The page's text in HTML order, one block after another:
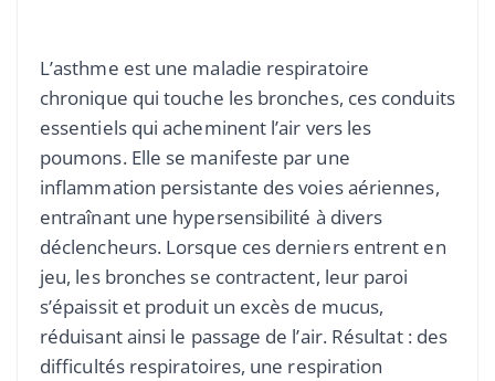
L’asthme est une maladie respiratoire
chronique qui touche les bronches, ces conduits
essentiels qui acheminent l’air vers les
poumons. Elle se manifeste par une
inflammation persistante des voies aériennes,
entraînant une hypersensibilité à divers
déclencheurs. Lorsque ces derniers entrent en
jeu, les bronches se contractent, leur paroi
s’épaissit et produit un excès de mucus,
réduisant ainsi le passage de l’air. Résultat : des
difficultés respiratoires, une respiration